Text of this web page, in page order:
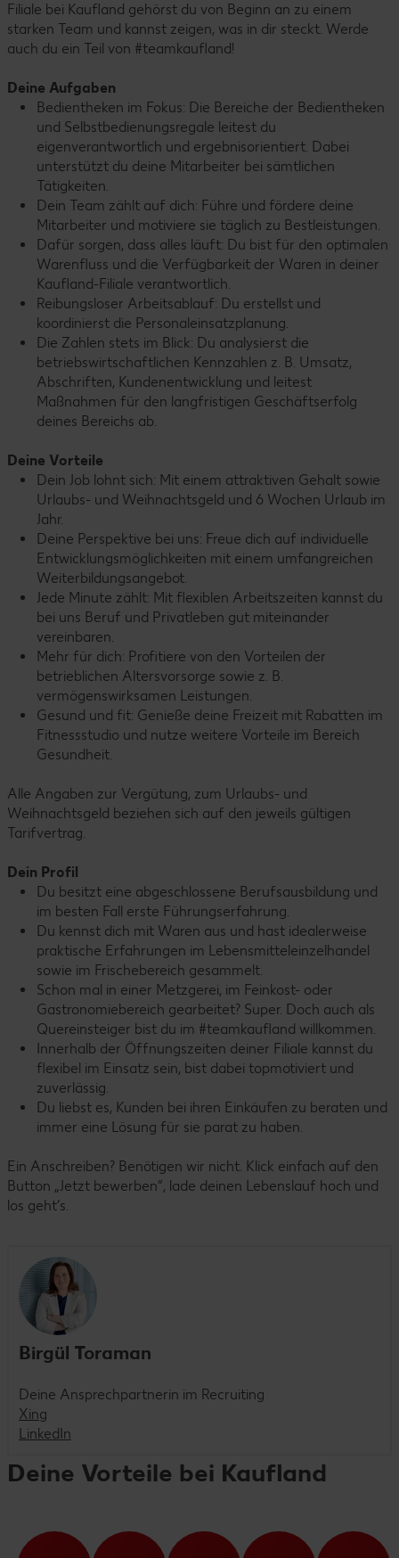
Filiale bei Kaufland gehörst du von Beginn an zu einem
starken Team und kannst zeigen, was in dir steckt. Werde
auch du ein Teil von #teamkaufland!
Deine Aufgaben
Bedientheken im Fokus: Die Bereiche der Bedientheken
und Selbstbedienungsregale leitest du
eigenverantwortlich und ergebnisorientiert. Dabei
unterstützt du deine Mitarbeiter bei sämtlichen
Tätigkeiten.
Dein Team zählt auf dich: Führe und fördere deine
Mitarbeiter und motiviere sie täglich zu Bestleistungen.
Dafür sorgen, dass alles läuft: Du bist für den optimalen
Warenfluss und die Verfügbarkeit der Waren in deiner
Kaufland-Filiale verantwortlich.
Reibungsloser Arbeitsablauf: Du erstellst und
koordinierst die Personaleinsatzplanung.
Die Zahlen stets im Blick: Du analysierst die
betriebswirtschaftlichen Kennzahlen z. B. Umsatz,
Abschriften, Kundenentwicklung und leitest
Maßnahmen für den langfristigen Geschäftserfolg
deines Bereichs ab.
Deine Vorteile
Dein Job lohnt sich: Mit einem attraktiven Gehalt sowie
Urlaubs- und Weihnachtsgeld und 6 Wochen Urlaub im
Jahr.
Deine Perspektive bei uns: Freue dich auf individuelle
Entwicklungsmöglichkeiten mit einem umfangreichen
Weiterbildungsangebot.
Jede Minute zählt: Mit flexiblen Arbeitszeiten kannst du
bei uns Beruf und Privatleben gut miteinander
vereinbaren.
Mehr für dich: Profitiere von den Vorteilen der
betrieblichen Altersvorsorge sowie z. B.
vermögenswirksamen Leistungen.
Gesund und fit: Genieße deine Freizeit mit Rabatten im
Fitnessstudio und nutze weitere Vorteile im Bereich
Gesundheit.
Alle Angaben zur Vergütung, zum Urlaubs- und
Weihnachtsgeld beziehen sich auf den jeweils gültigen
Tarifvertrag.
Dein Profil
Du besitzt eine abgeschlossene Berufsausbildung und
im besten Fall erste Führungserfahrung.
Du kennst dich mit Waren aus und hast idealerweise
praktische Erfahrungen im Lebensmitteleinzelhandel
sowie im Frischebereich gesammelt.
Schon mal in einer Metzgerei, im Feinkost- oder
Gastronomiebereich gearbeitet? Super. Doch auch als
Quereinsteiger bist du im #teamkaufland willkommen.
Innerhalb der Öffnungszeiten deiner Filiale kannst du
flexibel im Einsatz sein, bist dabei topmotiviert und
zuverlässig.
Du liebst es, Kunden bei ihren Einkäufen zu beraten und
immer eine Lösung für sie parat zu haben.
Ein Anschreiben? Benötigen wir nicht. Klick einfach auf den
Button „Jetzt bewerben“, lade deinen Lebenslauf hoch und
los geht’s.
Birgül Toraman
Deine Ansprechpartnerin im Recruiting
Xing
LinkedIn
Deine Vorteile bei Kaufland